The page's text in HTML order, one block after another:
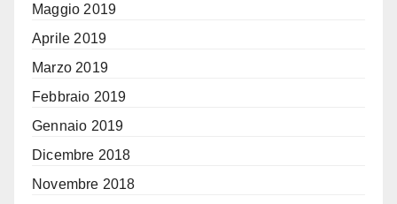
Maggio 2019
Aprile 2019
Marzo 2019
Febbraio 2019
Gennaio 2019
Dicembre 2018
Novembre 2018